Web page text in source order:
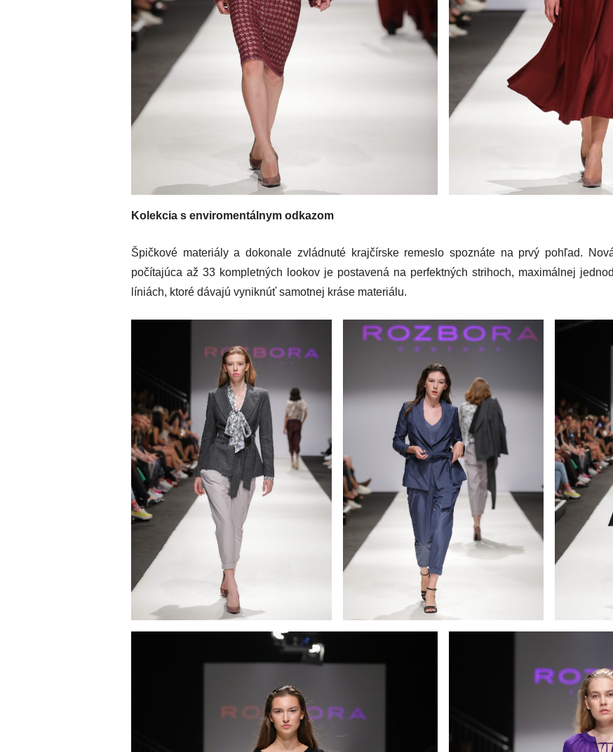
Kolekcia s enviromentálnym odkazom
Špičkové materiály a dokonale zvládnuté krajčírske remeslo spoznáte na prvý pohľad.
počítajúca až 33 kompletných lookov je postavená na perfektných strihoch, maximálnej
líniách, ktoré dávajú vyniknúť samotnej kráse materiálu.